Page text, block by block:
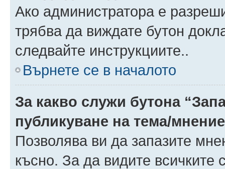
Ако администратора е
трябва да виждате бутон
следвайте инструкциите..
Върнете се в началото
За какво служи бутона
публикуване на тема/
Позволява ви да запазите
късно. За да видите всичките